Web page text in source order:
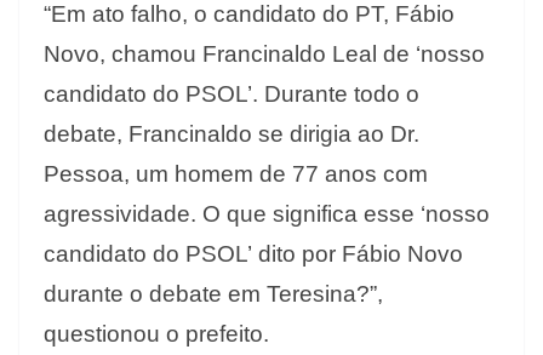
“Em ato falho, o candidato do PT, Fábio
Novo, chamou Francinaldo Leal de ‘nosso
candidato do PSOL’. Durante todo o
debate, Francinaldo se dirigia ao Dr.
Pessoa, um homem de 77 anos com
agressividade. O que significa esse ‘nosso
candidato do PSOL’ dito por Fábio Novo
durante o debate em Teresina?”,
questionou o prefeito.